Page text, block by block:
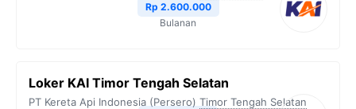
Rp 2.600.000
Bulanan
Loker KAI Timor Tengah Selatan
PT Kereta Api Indonesia (Persero) Timor Tengah Selatan